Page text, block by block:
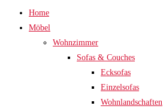
Home
Möbel
Wohnzimmer
Sofas & Couches
Ecksofas
Einzelsofas
Wohnlandschaften